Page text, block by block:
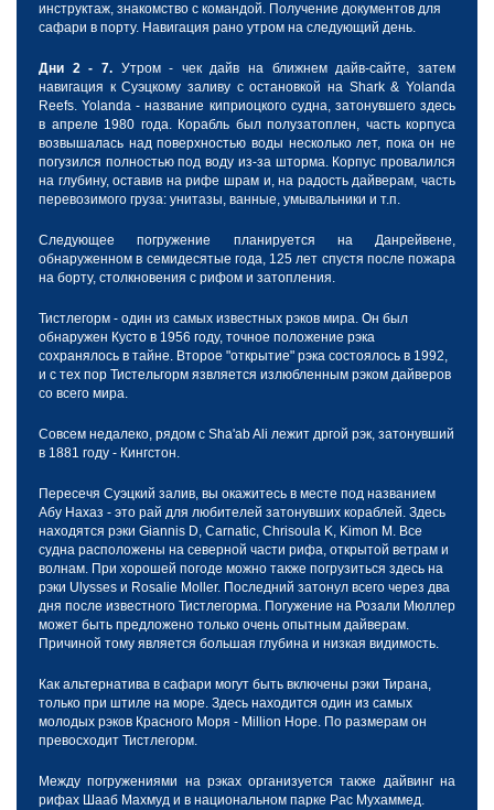
инструктаж, знакомство с командой. Получение документов для
сафари в порту. Навигация рано утром на следующий день.
Дни 2 - 7.Утром - чек дайв на ближнем дайв-сайте, затем
навигация к Суэцкому заливу с остановкой на Shark & Yolanda
Reefs. Yolanda - название киприоцкого судна, затонувшего здесь
в апреле 1980 года. Корабль был полузатоплен, часть корпуса
возвышалась над поверхностью воды несколько лет, пока он не
погузился полностью под воду из-за шторма. Корпус провалился
на глубину, оставив на рифе шрам и, на радость дайверам, часть
перевозимого груза: унитазы, ванные, умывальники и т.п.
Следующее погружение планируется на Данрейвене,
обнаруженном в семидесятые года, 125 лет спустя после пожара
на борту, столкновения с рифом и затопления.
Тистлегорм - один из самых известных рэков мира. Он был
обнаружен Кусто в 1956 году, точное положение рэка
сохранялось в тайне. Второе "открытие" рэка состоялось в 1992,
и с тех пор Тистельгорм язвляется излюбленным рэком дайверов
со всего мира.
Совсем недалеко, рядом с Sha'ab Ali лежит дргой рэк, затонувший
в 1881 году - Кингстон.
Пересечя Суэцкий залив, вы окажитесь в месте под названием
Абу Нахаз - это рай для любителей затонувших кораблей. Здесь
находятся рэки Giannis D, Carnatic, Chrisoula K, Kimon M. Все
судна расположены на северной части рифа, открытой ветрам и
волнам. При хорошей погоде можно также погрузиться здесь на
рэки Ulysses и Rosalie Moller. Последний затонул всего через два
дня после известного Тистлегорма. Погужение на Розали Мюллер
может быть предложено только очень опытным дайверам.
Причиной тому является большая глубина и низкая видимость.
Как альтернатива в сафари могут быть включены рэки Тирана,
только при штиле на море. Здесь находится один из самых
молодых рэков Красного Моря - Million Hope. По размерам он
превосходит Тистлегорм.
Между погружениями на рэках организуется также дайвинг на
рифах Шааб Махмуд и в национальном парке Рас Мухаммед.